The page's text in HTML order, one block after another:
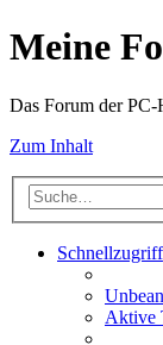
Meine
Das Forum der
Zum Inhalt
Schnellzugriff
Aktive